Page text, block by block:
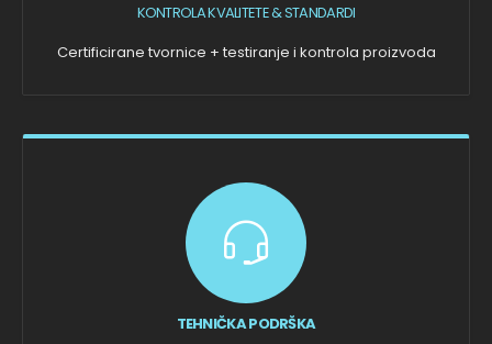
KONTROLA KVALITETE & STANDARDI
Certificirane tvornice + testiranje i kontrola proizvoda
TEHNIČKA PODRŠKA